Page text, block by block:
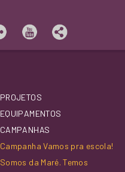
PROJETOS
EQUIPAMENTOS
CAMPANHAS
Campanha Vamos pra escola!
Somos da Maré. Temos